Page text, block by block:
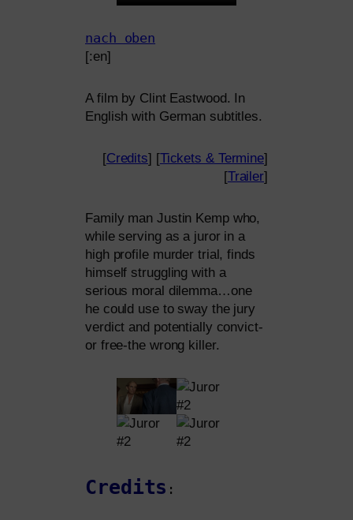
nach oben
[:en]
A film by Clint Eastwood. In
English with German subtitles.
[Credits] [Tickets &Termine]
[Trailer]
Family man Justin Kemp who,
while ser­ving as a juror in a
high pro­fi­le mur­der tri­al, finds
hims­elf strugg­ling with a
serious moral dilemma…one
he could use to sway the jury
ver­dict and poten­ti­al­ly con­vict-
or free-the wrong killer.
Credits :